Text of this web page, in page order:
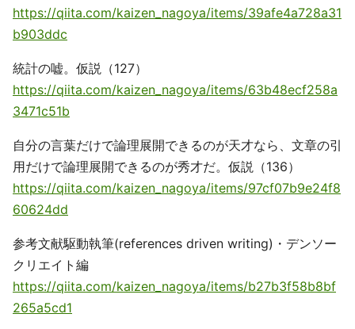
https://qiita.com/kaizen_nagoya/items/39afe4a728a31
b903ddc
統計の嘘。仮説（127）
https://qiita.com/kaizen_nagoya/items/63b48ecf258a
3471c51b
自分の言葉だけで論理展開できるのが天才なら、文章の引
用だけで論理展開できるのが秀才だ。仮説（136）
https://qiita.com/kaizen_nagoya/items/97cf07b9e24f8
60624dd
参考文献駆動執筆(references driven writing)・デンソー
クリエイト編
https://qiita.com/kaizen_nagoya/items/b27b3f58b8bf
265a5cd1